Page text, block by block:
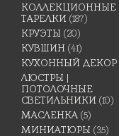
КОЛЛЕКЦИОННЫЕ
ТАРЕЛКИ (187)
КРУЭТЫ (20)
КУВШИН (41)
КУХОННЫЙ ДЕКОР
ЛЮСТРЫ |
ПОТОЛОЧНЫЕ
СВЕТИЛЬНИКИ (10)
МАСЛЕНКА (5)
МИНИАТЮРЫ (35)